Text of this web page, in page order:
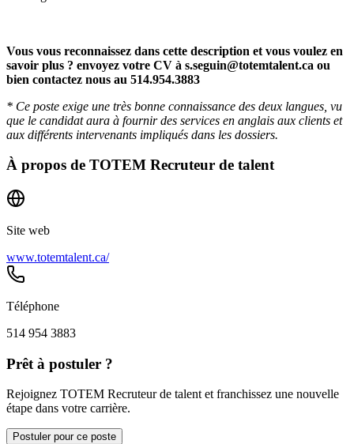
Vous vous reconnaissez dans cette description et vous voulez en
savoir plus ? envoyez votre CV à s.seguin@totemtalent.ca ou
bien contactez nous au 514.954.3883
* Ce poste exige une très bonne connaissance des deux langues, vu
que le candidat aura à fournir des services en anglais aux clients et
aux différents intervenants impliqués dans les dossiers.
À propos de TOTEM Recruteur de talent
Site web
www.totemtalent.ca/
Téléphone
514 954 3883
Prêt à postuler ?
Rejoignez TOTEM Recruteur de talent et franchissez une nouvelle
étape dans votre carrière.
Postuler pour ce poste